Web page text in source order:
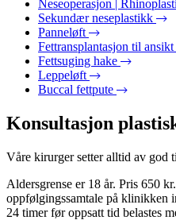
Neseoperasjon |
Sekundær neseplastikk
Panneløft
Fettransplantasjon til ansikt
Fettsuging hake
Leppeløft
Buccal fettpute
Konsultasjon
Våre kirurger setter alltid av god
Aldersgrense er 18 år. Pris 650
oppfølgingssamtale på klinikken
24 timer før oppsatt tid belastes